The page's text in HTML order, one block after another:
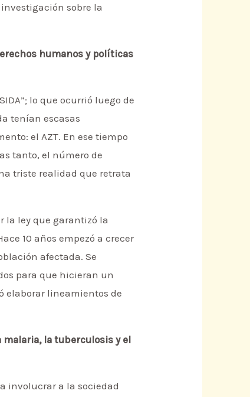
sobre la
humanos y políticas
lo que ocurrió luego de
tenían escasas
el AZT. En ese tiempo
tanto, el número de
triste realidad que retrata
la ley que garantizó la
10 años empezó a crecer
afectada. Se
para que hicieran un
elaborar lineamientos de
malaria, la tuberculosis y el
involucrar a la sociedad